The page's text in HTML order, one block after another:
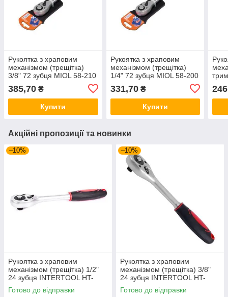
Рукоятка з храповим
механізмом (трещітка)
3/8" 72 зубця MIOL 58-210
385,70 ₴
Купити
Рукоятка з храповим
механізмом (трещітка)
1/4" 72 зубця MIOL 58-200
331,70₴
Купити
Акційні пропозиції та новинки
–10%
Рукоятка з храповим
механізмом (трещітка) 1/2"
24 зубця INTERTOOL HT-
2106
Готово до відправки
–10%
Рукоятка з храповим
механізмом (трещітка) 3/8"
24 зубця INTERTOOL HT-
2105
Готово до відправки